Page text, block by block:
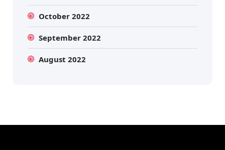
October 2022
September 2022
August 2022